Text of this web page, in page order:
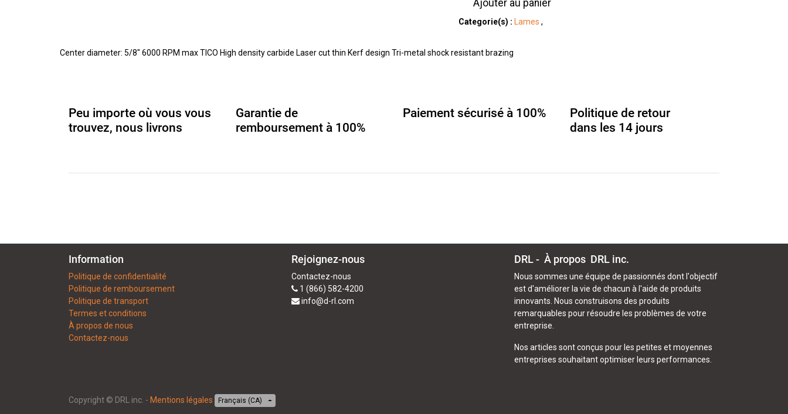
Ajouter au panier
Categorie(s) : Lames ,
Center diameter: 5/8" 6000 RPM max TICO High density carbide Laser cut thin Kerf design Tri-metal shock resistant brazing
Peu importe où vous vous
trouvez, nous livrons
Garantie de
remboursement à 100%
Paiement sécurisé à 100%
Politique de retour
dans les 14 jours
Information
Politique de confidentialité
Politique de remboursement
Politique de transport
Termes et conditions
À propos de nous
Contactez-nous
Rejoignez-nous
Contactez-nous
1 (866) 582-4200
info@d-rl.com
DRL - À propos DRL inc.
Nous sommes une équipe de passionnés dont l'objectif
est d'améliorer la vie de chacun à l'aide de produits
innovants. Nous construisons des produits
remarquables pour résoudre les problèmes de votre
entreprise.
Nos articles sont conçus pour les petites et moyennes
entreprises souhaitant optimiser leurs performances.
Copyright © DRL inc. - Mentions légales Français (CA)